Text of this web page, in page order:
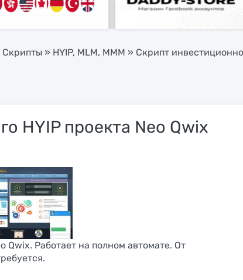
Скрипты » HYIP, MLM, МММ » Скрипт
HYIP проекта Neo Qwix
Qwix. Работает на полном автомате. От